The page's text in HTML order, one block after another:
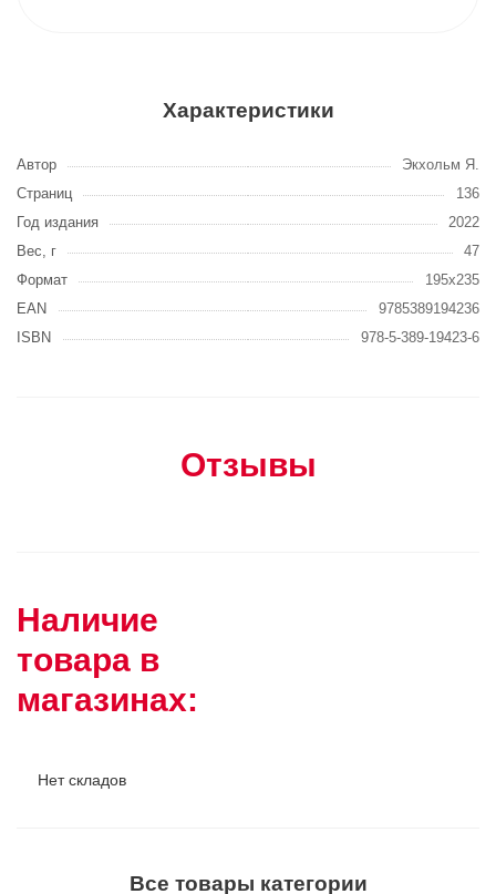
Характеристики
Автор
Экхольм Я.
Страниц
136
Год издания
2022
Вес, г
47
Формат
195х235
EAN
9785389194236
ISBN
978-5-389-19423-6
Отзывы
Наличие
товара в
магазинах:
Нет складов
Все товары категории